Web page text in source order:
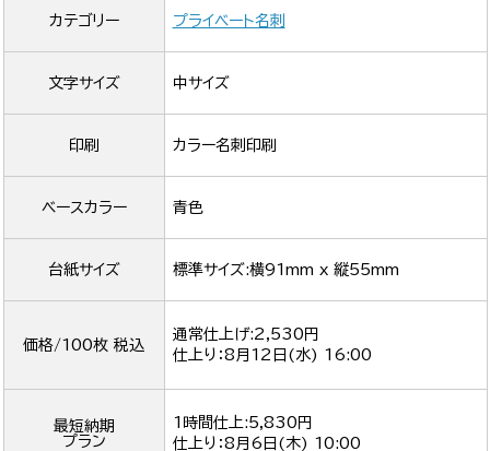
カテゴリー プライベート名刺
文字サイズ 中サイズ
印刷 カラー名刺印刷
ベースカラー 青色
台紙サイズ 標準サイズ:横91mm x 縦55mm
価格/100枚 税込
通常仕上げ:2,530円
仕上り：8月12日(水) 16:00
最短納期
プラン
1時間仕上:5,830円
仕上り：8月6日(木) 10:00